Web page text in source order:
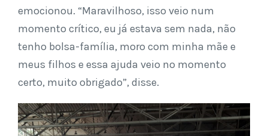
emocionou. “Maravilhoso, isso veio num
momento crítico, eu já estava sem nada, não
tenho bolsa-família, moro com minha mãe e
meus filhos e essa ajuda veio no momento
certo, muito obrigado”, disse.